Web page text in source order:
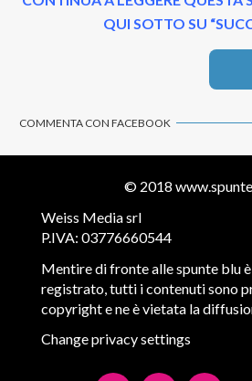
QUI SOTTO SU
COMMENTA CON FACEBOOK
© 2018
Weiss Media srl
P.IVA: 03776660544
Mentire di fronte alle spunte blu
registrato, tutti i contenuti sono
copyright e ne è vietata la
Change privacy settings